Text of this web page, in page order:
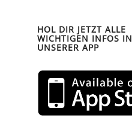
HOL DIR JETZT ALLE
WICHTIGEN INFOS IN
UNSERER APP